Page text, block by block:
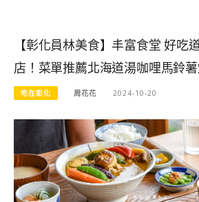
【彰化員林美食】丰富食堂 好吃
店！菜單推薦北海道湯咖哩馬鈴
吃在彰化 周花花 2024-10-20